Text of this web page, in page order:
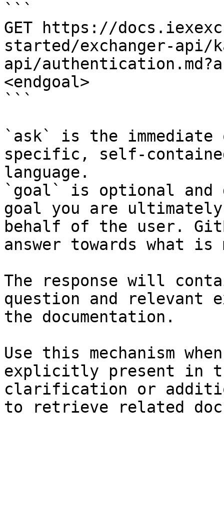
```
GET https://
started/exchanger-api/
api/
<endgoal>
```
`ask` is the
specific, self-
language.
`goal` is optional and
goal you are
behalf of the user.
answer towards what
The response will
question and relevant
the documentation.
Use this mechanism
explicitly present in
clarification or